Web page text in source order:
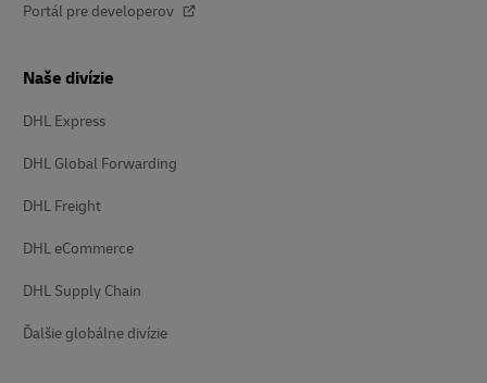
Portál pre developerov
Naše divízie
DHL Express
DHL Global Forwarding
DHL Freight
DHL eCommerce
DHL Supply Chain
Ďalšie globálne divízie